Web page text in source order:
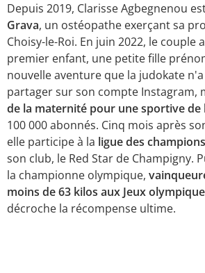
Depuis 2019, Clarisse Agbegnenou
Grava, un ostéopathe exerçant sa
Choisy-le-Roi. En juin 2022, le couple
premier enfant, une petite fille
nouvelle aventure que la judokate
partager sur son compte Instagram,
de la maternité pour une sportive de
100 000 abonnés. Cinq mois après
elle participe à la ligue des
son club, le Red Star de Champigny.
la championne olympique,
moins de 63 kilos aux Jeux
décroche la récompense ultime.